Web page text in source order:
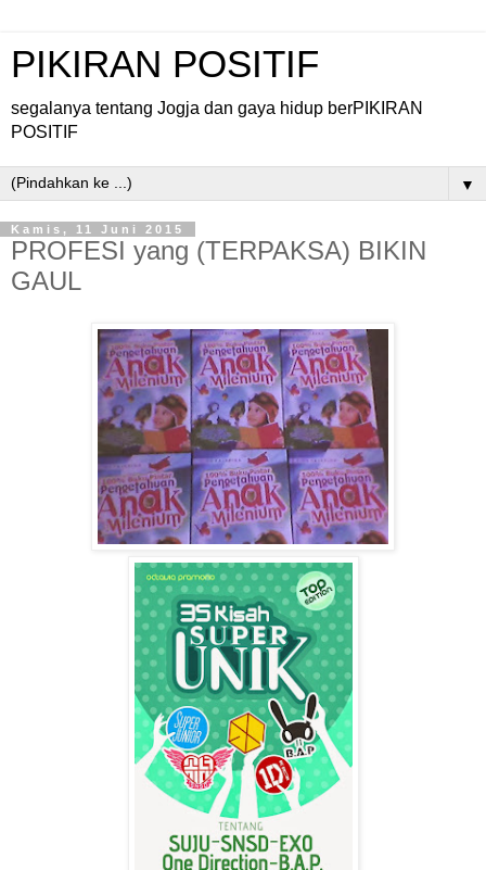
PIKIRAN POSITIF
segalanya tentang Jogja dan gaya hidup berPIKIRAN
POSITIF
▼
Kamis, 11 Juni 2015
PROFESI yang (TERPAKSA) BIKIN
GAUL